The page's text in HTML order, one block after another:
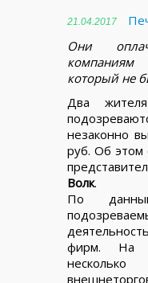
21.04.2017
Они
который не
Два
незаконно
руб. Об
Волк.
По данным
фирм. На